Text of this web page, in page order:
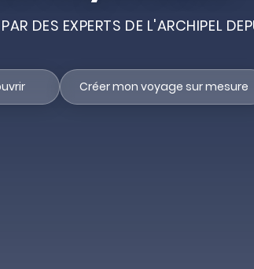
DES EXPERTS DE L'ARCHIPEL
Créer mon voyage sur mesure